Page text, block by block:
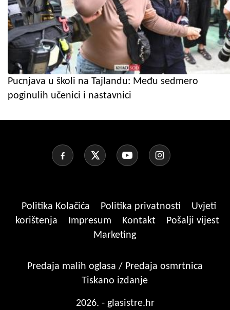
Pucnjava u školi na Tajlandu: Među sedmero
poginulih učenici i nastavnici
Politika Kolačića Politika privatnosti
Uvjeti
korištenja
Impresum Kontakt
Pošalji vijest
Marketing
Predaja malih oglasa / Predaja osmrtnica
Tiskano izdanje
2026. - glasistre.hr